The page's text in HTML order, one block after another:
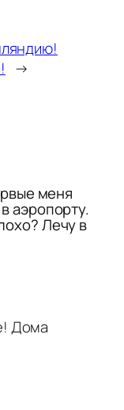
→
меня
аэропорту.
Лечу в
Дома